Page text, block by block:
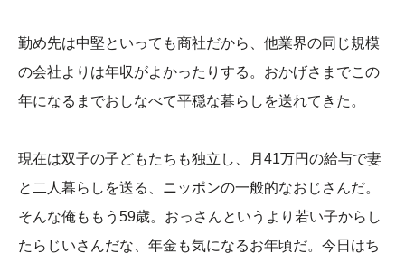
勤め先は中堅といっても商社だから、他業界の同じ規模
の会社よりは年収がよかったりする。おかげさまでこの
年になるまでおしなべて平穏な暮らしを送れてきた。
現在は双子の子どもたちも独立し、月41万円の給与で妻
と二人暮らしを送る、ニッポンの一般的なおじさんだ。
そんな俺ももう59歳。おっさんというより若い子からし
たらじいさんだな、年金も気になるお年頃だ。今日はち